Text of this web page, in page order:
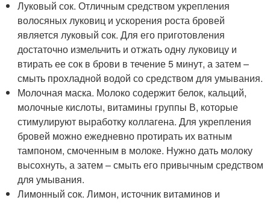
Луковый сок. Отличным средством укрепления
волосяных луковиц и ускорения роста бровей
является луковый сок. Для его приготовления
достаточно измельчить и отжать одну луковицу и
втирать ее сок в брови в течение 5 минут, а затем –
смыть прохладной водой со средством для умывания.
Молочная маска. Молоко содержит белок, кальций,
молочные кислоты, витамины группы В, которые
стимулируют выработку коллагена. Для укрепления
бровей можно ежедневно протирать их ватным
тампоном, смоченным в молоке. Нужно дать молоку
высохнуть, а затем – смыть его привычным средством
для умывания.
Лимонный сок. Лимон, источник витаминов и